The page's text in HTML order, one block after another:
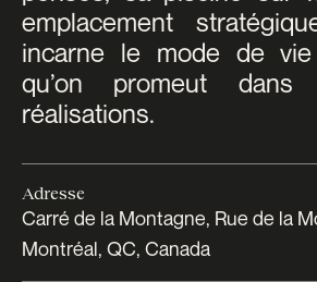
emplacement
incarne le mode de
qu’on promeut
réalisations.
Adresse
Carré de la Montagne, Rue de la
Montréal, QC, Canada